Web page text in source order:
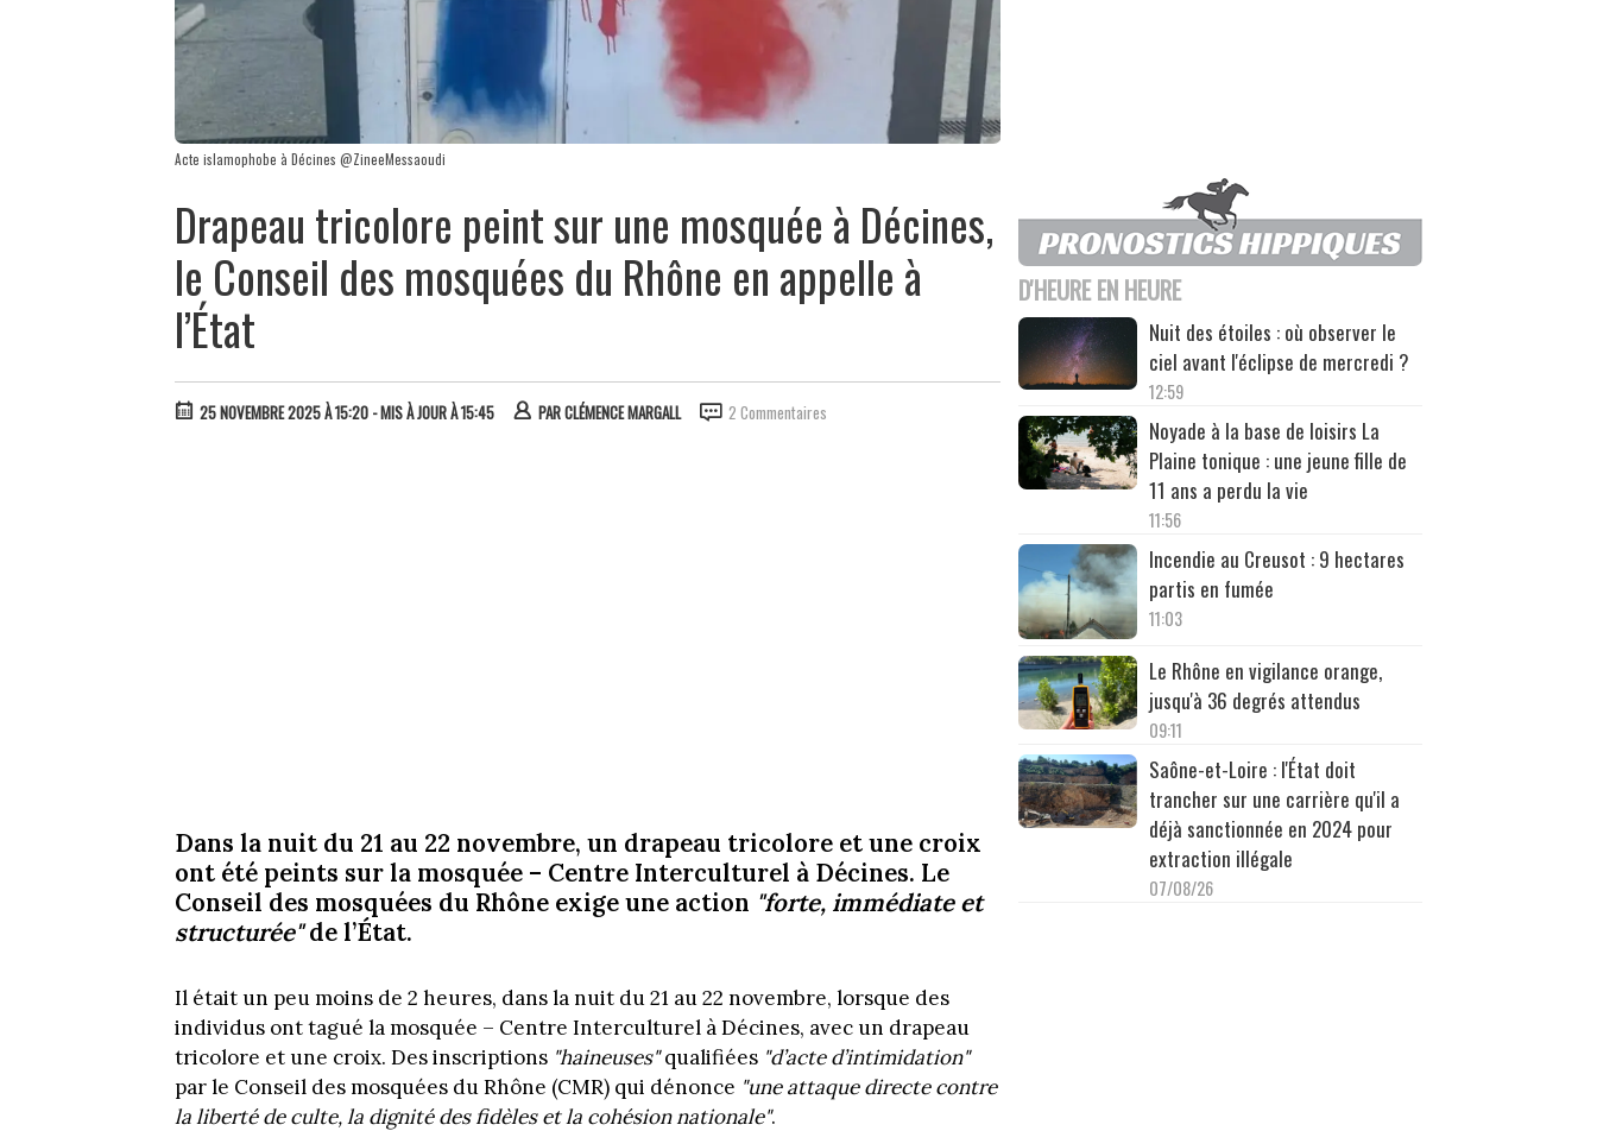
Acte islamophobe à Décines @ZineeMessaoudi
Drapeau tricolore peint sur une mosquée à Décines,
le Conseil des mosquées du Rhône en appelle à
l’État
25 NOVEMBRE 2025 À 15:20 - MIS À JOUR À 15:45 PARCLÉMENCE MARGALL 2 Commentaires
Dans la nuit du 21 au 22 novembre, un drapeau tricolore et une croix
ont été peints sur la mosquée – Centre Interculturel à Décines. Le
Conseil des mosquées du Rhône exige une action "forte, immédiate et
structurée"de l’État.
Il était un peu moins de 2 heures, dans la nuit du 21 au 22 novembre, lorsque des
individus ont tagué la mosquée – Centre Interculturel à Décines, avec un drapeau
tricolore et une croix. Des inscriptions "haineuses"qualifiées "d’acte d’intimidation"
par le Conseil des mosquées du Rhône (CMR) qui dénonce "une attaque directe contre
la liberté de culte, la dignité des fidèles et la cohésion nationale".
D'HEURE EN HEURE
Nuit des étoiles : où observer le
ciel avant l'éclipse de mercredi ?
12:59
Noyade à la base de loisirs La
Plaine tonique : une jeune fille de
11 ans a perdu la vie
11:56
Incendie au Creusot : 9 hectares
partis en fumée
11:03
Le Rhône en vigilance orange,
jusqu'à 36 degrés attendus
09:11
Saône-et-Loire : l'État doit
trancher sur une carrière qu'il a
déjà sanctionnée en 2024 pour
extraction illégale
07/08/26